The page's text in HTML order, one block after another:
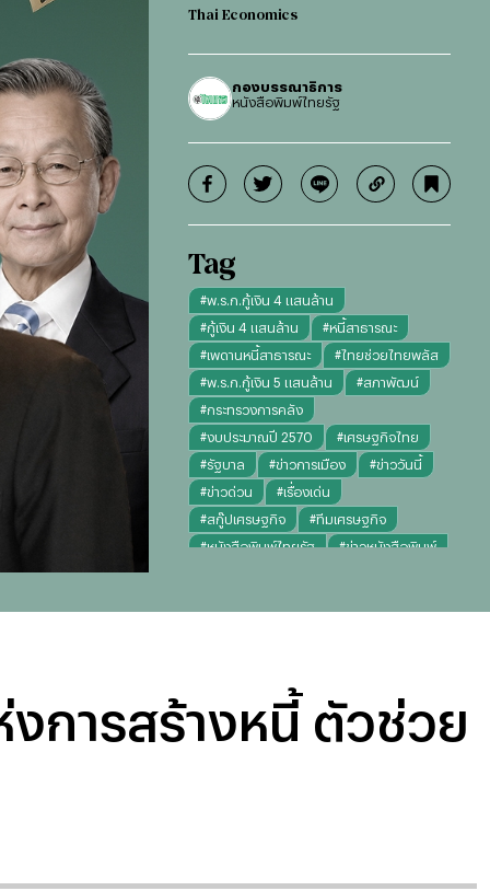
Thai Economics
กองบรรณาธิการ
หนังสือพิมพ์ไทยรัฐ
Tag
#พ.ร.ก.กู้เงิน 4 แสนล้าน
#กู้เงิน 4 แสนล้าน #หนี้สาธารณะ
#เพดานหนี้สาธารณะ #ไทยช่วยไทยพลัส
#พ.ร.ก.กู้เงิน 5 แสนล้าน #สภาพัฒน์
#กระทรวงการคลัง
#งบประมาณปี 2570 #เศรษฐกิจไทย
#รัฐบาล #ข่าวการเมือง #ข่าววันนี้
#ข่าวด่วน #เรื่องเด่น
#สกู๊ปเศรษฐกิจ #ทีมเศรษฐกิจ
#หนังสือพิมพ์ไทยรัฐ #ข่าวหนังสือพิมพ์
การสร้างหนี้ ตัวช่วย